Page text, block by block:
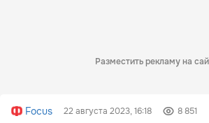
Разместить рекламу на
Focus 22 августа 2023, 16:18 8 851